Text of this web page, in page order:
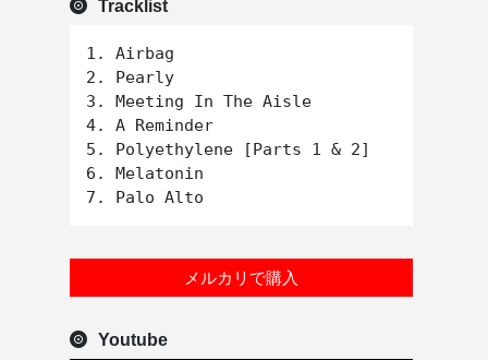
Tracklist
1. Airbag
2. Pearly
3. Meeting In The Aisle
4. A Reminder
5. Polyethylene [Parts 1 & 2]
6. Melatonin
メルカリで購入
Youtube